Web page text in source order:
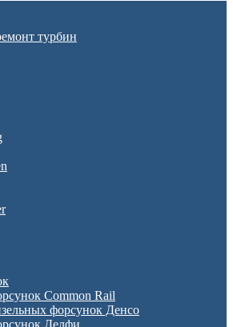
турбин
Common Rail
форсунок Денсо
Делфи